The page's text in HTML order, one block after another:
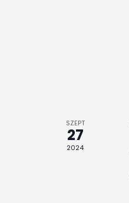
SZEPT
27
2024